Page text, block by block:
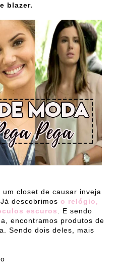
e blazer.
closet de causar inveja
descobrimos o relógio,
escuros
. E sendo
encontramos produtos de
Sendo dois deles, mais